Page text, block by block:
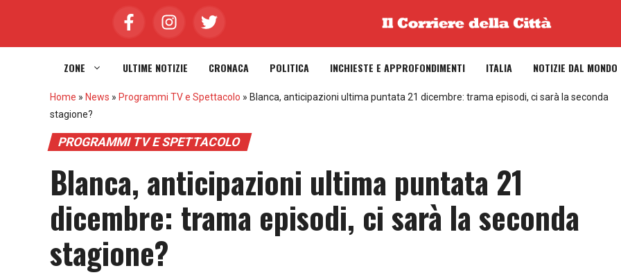
ZONE ULTIME NOTIZIE CRONACA POLITICA INCHIESTE E APPROFONDIMENTI ITALIA NOTIZIE DAL MONDO
Home » News » Programmi TV e Spettacolo » Blanca, anticipazioni ultima puntata 21 dicembre: trama episodi, ci sarà la seconda
stagione?
PROGRAMMI TV E SPETTACOLO
Blanca, anticipazioni ultima puntata 21
dicembre: trama episodi, ci sarà la seconda
stagione?